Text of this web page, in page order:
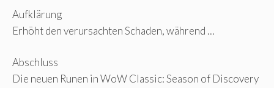
Aufklärung
Erhöht den verursachten Schaden, während …
Abschluss
Die neuen Runen in WoW Classic: Season of Discovery